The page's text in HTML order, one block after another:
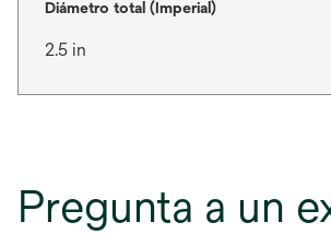
Diámetro total (Imperial)
2.5 in
Pregunta a un